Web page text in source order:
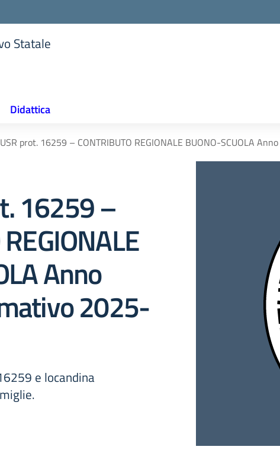
Statale
Didattica
prot. 16259 – CONTRIBUTO REGIONALE BUONO-SCUOLA
16259 –
Anno
2025-
e locandina